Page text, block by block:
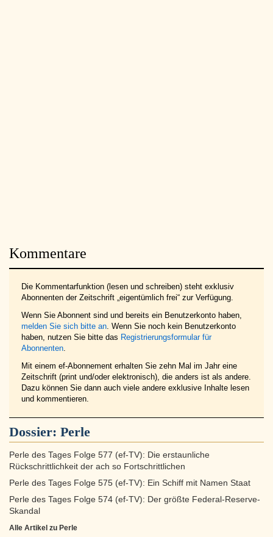
Kommentare
Die Kommentarfunktion (lesen und schreiben) steht exklusiv
Abonnenten der Zeitschrift „eigentümlich frei“ zur Verfügung.
Wenn Sie Abonnent sind und bereits ein Benutzerkonto haben,
melden Sie sich bitte an. Wenn Sie noch kein Benutzerkonto
haben, nutzen Sie bitte das Registrierungsformular für
Abonnenten.
Mit einem ef-Abonnement erhalten Sie zehn Mal im Jahr eine
Zeitschrift (print und/oder elektronisch), die anders ist als andere.
Dazu können Sie dann auch viele andere exklusive Inhalte lesen
und kommentieren.
Dossier: Perle
Perle des Tages Folge 577 (ef-TV): Die erstaunliche
Rückschrittlichkeit der ach so Fortschrittlichen
Perle des Tages Folge 575 (ef-TV): Ein Schiff mit Namen Staat
Perle des Tages Folge 574 (ef-TV): Der größte Federal-Reserve-
Skandal
Alle Artikel zu Perle